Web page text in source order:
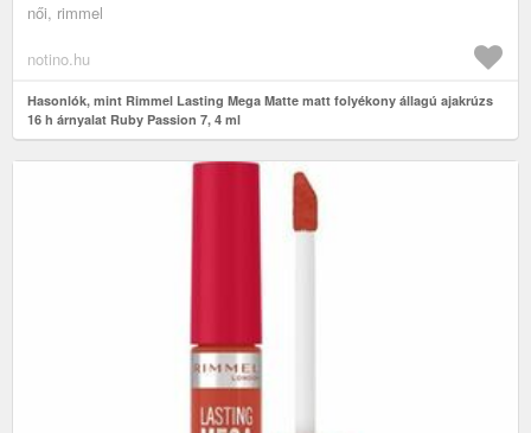
női, rimmel
notino.hu
Hasonlók, mint Rimmel Lasting Mega Matte matt folyékony állagú ajakrúzs
16 h árnyalat Ruby Passion 7, 4 ml